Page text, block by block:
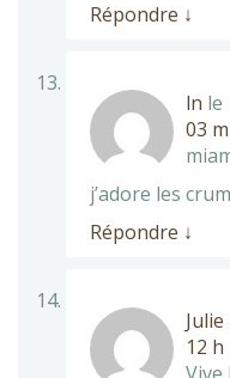
Répondre ↓
ln le
03
j’adore les
Répondre ↓
Julie
12